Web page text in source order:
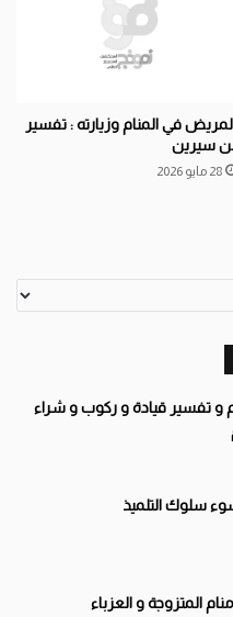
في المنام وزيارته : تفسير
سيرين
28 مايو 2026
و تفسير قيادة و ركوب و شراء
سلوك التلميذ
المتزوجة و العزباء